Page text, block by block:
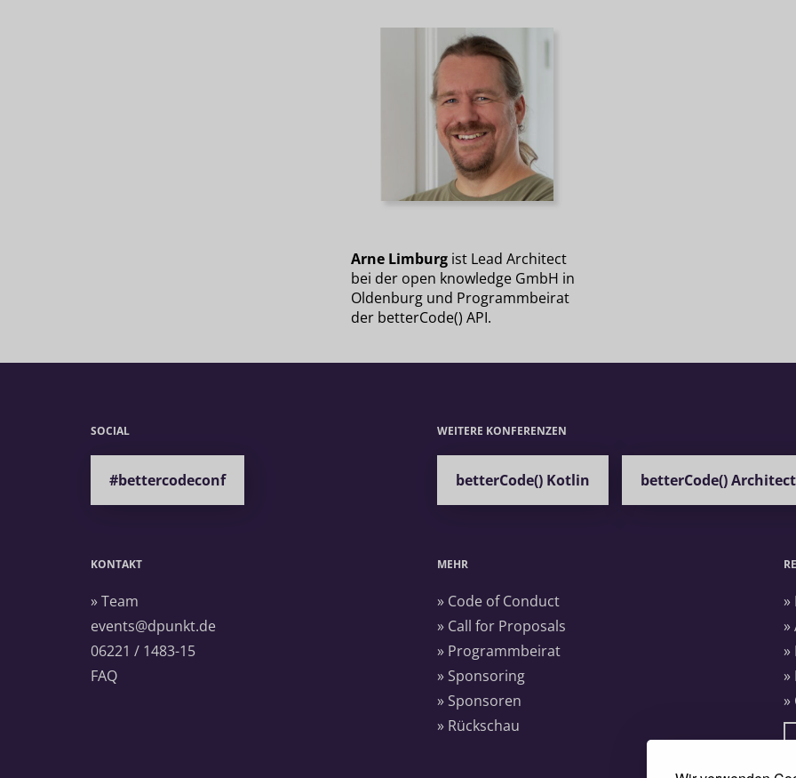
Arne Limburgist Lead Architect
bei der open knowledge GmbH in
Oldenburg und Programmbeirat
der betterCode() API.
SOCIAL
#bettercodeconf
WEITERE KONFERENZEN
betterCode() Kotlin betterCode()
KONTAKT
» Team
events@dpunkt.de
06221 / 1483-15
FAQ
MEHR
» Code of Conduct
» Call for Proposals
» Programmbeirat
» Sponsoring
» Sponsoren
» Rückschau
»
»
»
»
»